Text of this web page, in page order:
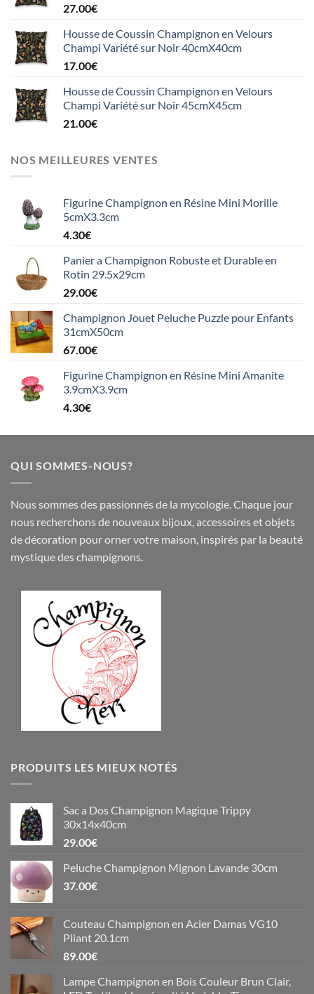
27.00€
Housse de Coussin Champignon en Velours
Champi Variété sur Noir 40cmX40cm
17.00€
Housse de Coussin Champignon en Velours
Champi Variété sur Noir 45cmX45cm
21.00€
NOS MEILLEURES VENTES
Figurine Champignon en Résine Mini Morille
5cmX3.3cm
4.30€
Panier a Champignon Robuste et Durable en
Rotin 29.5x29cm
29.00€
Champignon Jouet Peluche Puzzle pour Enfants
31cmX50cm
67.00€
Figurine Champignon en Résine Mini Amanite
3.9cmX3.9cm
4.30€
QUI SOMMES-NOUS?
Nous sommes des passionnés de la mycologie. Chaque jour
nous recherchons de nouveaux bijoux,accessoireset objets
dedécoration pour orner votre maison, inspirés par la beauté
mystique des champignons.
PRODUITS LES MIEUX NOTÉS
Sac a Dos Champignon Magique Trippy
30x14x40cm
29.00€
Peluche Champignon Mignon Lavande 30cm
37.00€
Couteau Champignon en Acier Damas VG10
Pliant 20.1cm
89.00€
Lampe Champignon en Bois Couleur Brun Clair,